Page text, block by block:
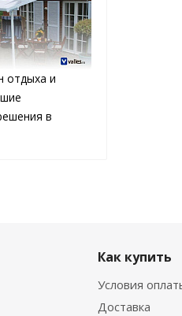
отдыха и
в
Как купить
Условия
Доставка